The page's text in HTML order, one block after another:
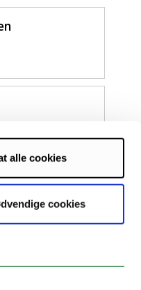
alle cookies
cookies